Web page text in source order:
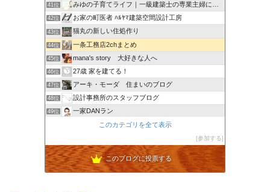
41位 みゆの子育てライフ｜一級建築士の専業主婦による子ども・家
42位 お家の町医者 ﾊﾙﾔﾏ建築空間設計工房
43位 猫丸の新しい住処作り
44位 一条工務店2chまとめ
45位 mana's story 大好きな人へ
46位 27歳 家を建てる！
47位 アーキ・モーダ 住まいのブログ
48位 設計事務所のスタッフブログ
49位 一家DANラン
ＤＩＡＲＹ-ダイアリー
シバ家ブログ＠注文住宅の金額を公開していきます
このカテゴリを全て表示
参加する
このブログに投票する